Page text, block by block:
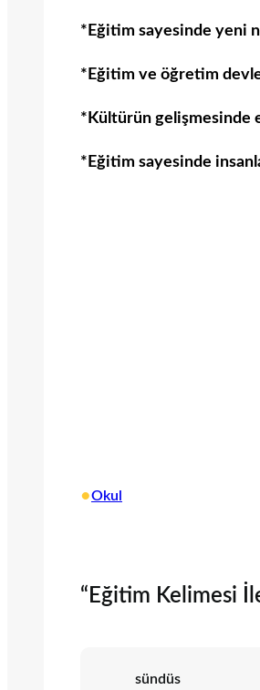
*Eğitim sayesinde yeni
*Eğitim ve öğretim
*Kültürün gelişmesinde
*Eğitim sayesinde
•Okul
“Eğitim Kelimesi
sündüs